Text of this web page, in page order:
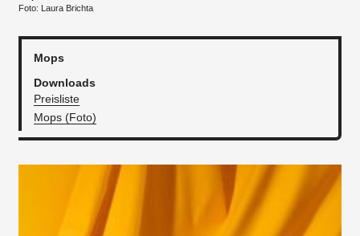
Foto: Laura Brichta
Mops
Downloads
Preisliste
Mops (Foto)